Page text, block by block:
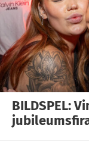
BILDSPEL: